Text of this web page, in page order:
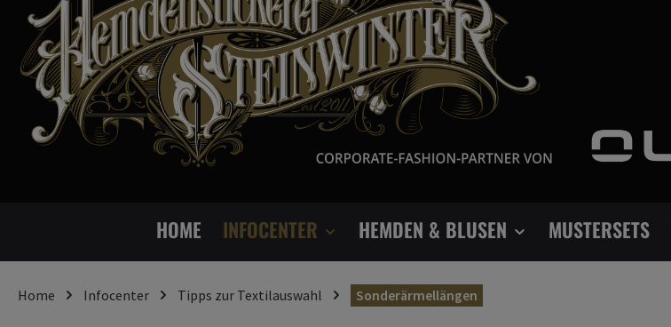
HOME INFOCENTER HEMDEN & BLUSEN MUSTERSETS
Home Infocenter Tipps zur Textilauswahl Sonderärmellängen